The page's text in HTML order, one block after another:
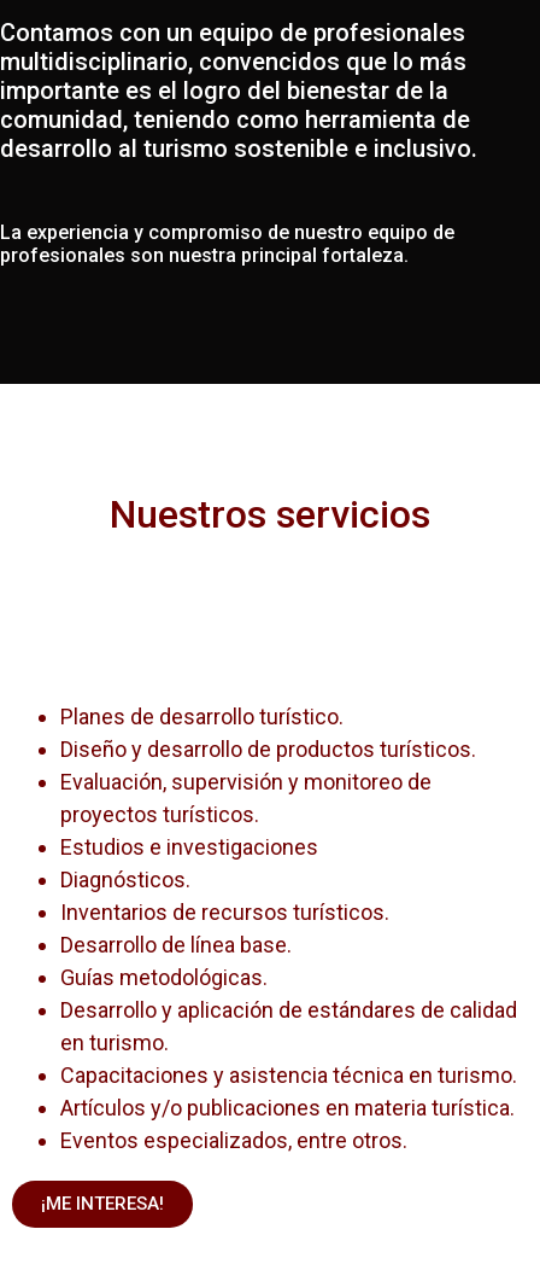
Contamos con un equipo de profesionales
multidisciplinario, convencidos que lo más
importante es el logro del bienestar de la
comunidad, teniendo como herramienta de
desarrollo al turismo sostenible e inclusivo.
La experiencia y compromiso de nuestro equipo de
profesionales son nuestra principal fortaleza.
Nuestros servicios
Planes de desarrollo turístico.
Diseño y desarrollo de productos turísticos.
Evaluación, supervisión y monitoreo de
proyectos turísticos.
Estudios e investigaciones
Diagnósticos.
Inventarios de recursos turísticos.
Desarrollo de línea base.
Guías metodológicas.
Desarrollo y aplicación de estándares de calidad
en turismo.
Capacitaciones y asistencia técnica en turismo.
Artículos y/o publicaciones en materia turística.
Eventos especializados, entre otros.
¡ME INTERESA!